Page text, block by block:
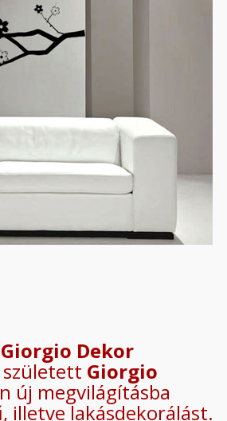
Giorgio Dekor
Giorgio
új megvilágításba
illetve lakásdekorálást.